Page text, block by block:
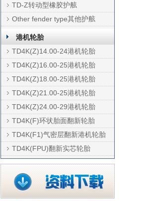
TD-Z转动型橡胶护舷
Other fender type其他护舷
港机轮胎
TD4K(Z)14.00-24港机轮胎
TD4K(Z)16.00-25港机轮胎
TD4K(Z)18.00-25港机轮胎
TD4K(Z)21.00-25港机轮胎
TD4K(Z)24.00-29港机轮胎
TD4K(F)环状胎面翻新轮胎
TD4K(F1)气密层翻新港机轮胎
TD4K(FPU)翻新实芯轮胎